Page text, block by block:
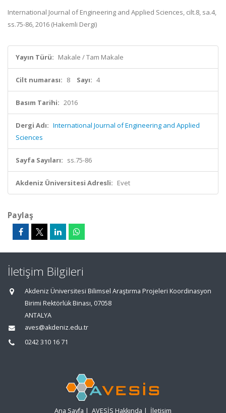
International Journal of Engineering and Applied Sciences, cilt.8, sa.4,
ss.75-86, 2016 (Hakemli Dergi)
Yayın Türü: Makale / Tam Makale
Cilt numarası: 8 Sayı: 4
Basım Tarihi: 2016
Dergi Adı: International Journal of Engineering and Applied
Sciences
Sayfa Sayıları: ss.75-86
Akdeniz Üniversitesi Adresli: Evet
Paylaş
İletişim Bilgileri
Akdeniz Üniversitesi Bilimsel Araştırma Projeleri Koordinasyon
Birimi Rektörlük Binası, 07058
ANTALYA
aves@akdeniz.edu.tr
0242 310 16 71
Ana Sayfa | AVESİS Hakkında | İletişim